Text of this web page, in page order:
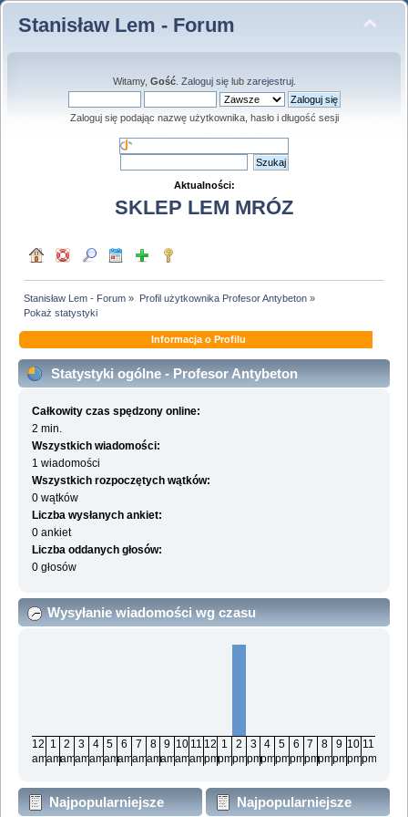
Stanisław Lem - Forum
Witamy, Gość. Zaloguj sięlub zarejestruj.
Zaloguj się podając nazwę użytkownika, hasło i długość sesji
Aktualności:
SKLEP LEM MRÓZ
Stanisław Lem - Forum » Profil użytkownika Profesor Antybeton»
Pokaż statystyki
Informacja o Profilu
Statystyki ogólne - Profesor Antybeton
Całkowity czas spędzony online:
2 min.
Wszystkich wiadomości:
1 wiadomości
Wszystkich rozpoczętych wątków:
0 wątków
Liczba wysłanych ankiet:
0 ankiet
Liczba oddanych głosów:
0 głosów
Wysyłanie wiadomości wg czasu
12
am
1
am
2
am
3
am
4
am
5
am
6
am
7
am
8
am
9
am
10
am
11
am
12
pm
1
pm
2
pm
3
pm
4
pm
5
pm
6
pm
7
pm
8
pm
9
pm
10
pm
11
pm
Najpopularniejsze Najpopularniejsze